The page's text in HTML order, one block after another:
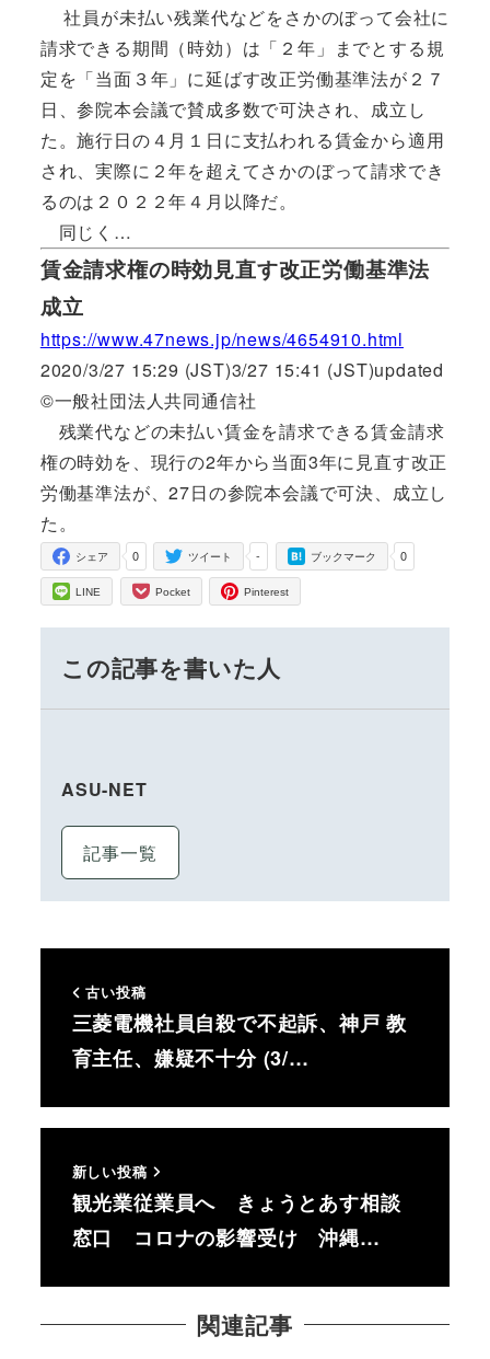
社員が未払い残業代などをさかのぼって会社に
請求できる期間（時効）は「２年」までとする規
定を「当面３年」に延ばす改正労働基準法が２７
日、参院本会議で賛成多数で可決され、成立し
た。施行日の４月１日に支払われる賃金から適用
され、実際に２年を超えてさかのぼって請求でき
るのは２０２２年４月以降だ。
同じく…
賃金請求権の時効見直す改正労働基準法
成立
https://www.47news.jp/news/4654910.html
2020/3/27 15:29 (JST)3/27 15:41 (JST)updated
©一般社団法人共同通信社
残業代などの未払い賃金を請求できる賃金請求
権の時効を、現行の2年から当面3年に見直す改正
労働基準法が、27日の参院本会議で可決、成立し
た。
0
シェア -
ツイート 0
ブックマーク
LINE Pocket Pinterest
この記事を書いた人
ASU-NET
記事一覧
古い投稿
三菱電機社員自殺で不起訴、神戸 教
育主任、嫌疑不十分 (3/…
新しい投稿
観光業従業員へ きょうとあす相談
窓口 コロナの影響受け 沖縄…
関連記事